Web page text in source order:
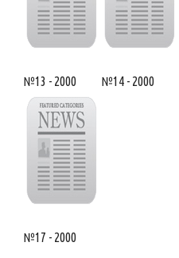
№13 - 2000 №14 - 2000
№17 - 2000